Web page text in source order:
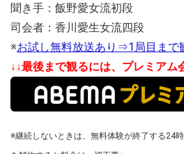
聞き手：飯野愛女流初段
司会者：香川愛生女流四段
※お試し無料放送あり⇒1局目まで
↓↓最後まで観るには、プレミアム
※継続しないときは、無料体験が終了する24